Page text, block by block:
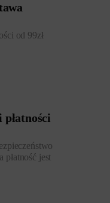
od 99zł
płatności
jest